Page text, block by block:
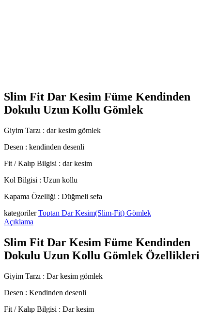
Slim Fit Dar Kesim Füme Kendinden
Dokulu Uzun Kollu Gömlek
Giyim Tarzı : dar kesim gömlek
Desen : kendinden desenli
Fit / Kalıp Bilgisi : dar kesim
Kol Bilgisi : Uzun kollu
Kapama Özelliği : Düğmeli sefa
kategoriler Toptan Dar Kesim(Slim-Fit) Gömlek
Açıklama
Slim Fit Dar Kesim Füme Kendinden
Dokulu Uzun Kollu Gömlek Özellikleri
Giyim Tarzı : Dar kesim gömlek
Desen : Kendinden desenli
Fit / Kalıp Bilgisi : Dar kesim